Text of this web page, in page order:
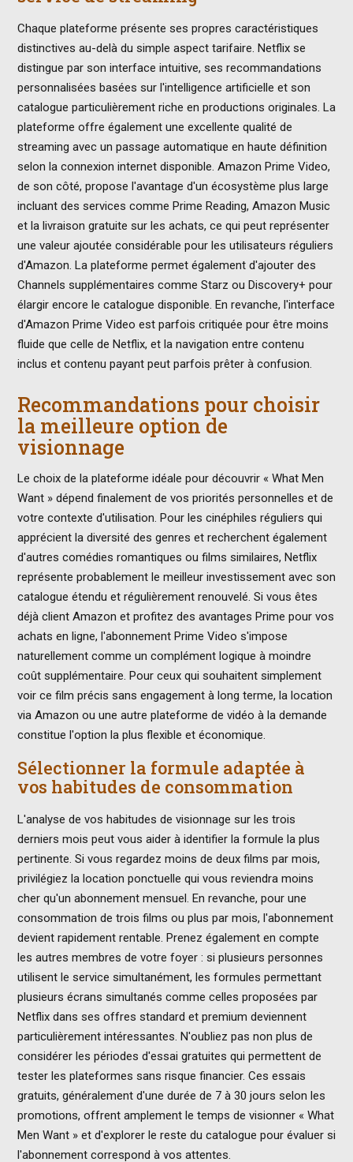
Chaque plateforme présente ses propres caractéristiques
distinctives au-delà du simple aspect tarifaire. Netflix se
distingue par son interface intuitive, ses recommandations
personnalisées basées sur l'intelligence artificielle et son
catalogue particulièrement riche en productions originales. La
plateforme offre également une excellente qualité de
streaming avec un passage automatique en haute définition
selon la connexion internet disponible. Amazon Prime Video,
de son côté, propose l'avantage d'un écosystème plus large
incluant des services comme Prime Reading, Amazon Music
et la livraison gratuite sur les achats, ce qui peut représenter
une valeur ajoutée considérable pour les utilisateurs réguliers
d'Amazon. La plateforme permet également d'ajouter des
Channels supplémentaires comme Starz ou Discovery+ pour
élargir encore le catalogue disponible. En revanche, l'interface
d'Amazon Prime Video est parfois critiquée pour être moins
fluide que celle de Netflix, et la navigation entre contenu
inclus et contenu payant peut parfois prêter à confusion.
Recommandations pour choisir
la meilleure option de
visionnage
Le choix de la plateforme idéale pour découvrir « What Men
Want » dépend finalement de vos priorités personnelles et de
votre contexte d'utilisation. Pour les cinéphiles réguliers qui
apprécient la diversité des genres et recherchent également
d'autres comédies romantiques ou films similaires, Netflix
représente probablement le meilleur investissement avec son
catalogue étendu et régulièrement renouvelé. Si vous êtes
déjà client Amazon et profitez des avantages Prime pour vos
achats en ligne, l'abonnement Prime Video s'impose
naturellement comme un complément logique à moindre
coût supplémentaire. Pour ceux qui souhaitent simplement
voir ce film précis sans engagement à long terme, la location
via Amazon ou une autre plateforme de vidéo à la demande
constitue l'option la plus flexible et économique.
Sélectionner la formule adaptée à
vos habitudes de consommation
L'analyse de vos habitudes de visionnage sur les trois
derniers mois peut vous aider à identifier la formule la plus
pertinente. Si vous regardez moins de deux films par mois,
privilégiez la location ponctuelle qui vous reviendra moins
cher qu'un abonnement mensuel. En revanche, pour une
consommation de trois films ou plus par mois, l'abonnement
devient rapidement rentable. Prenez également en compte
les autres membres de votre foyer : si plusieurs personnes
utilisent le service simultanément, les formules permettant
plusieurs écrans simultanés comme celles proposées par
Netflix dans ses offres standard et premium deviennent
particulièrement intéressantes. N'oubliez pas non plus de
considérer les périodes d'essai gratuites qui permettent de
tester les plateformes sans risque financier. Ces essais
gratuits, généralement d'une durée de 7 à 30 jours selon les
promotions, offrent amplement le temps de visionner « What
Men Want » et d'explorer le reste du catalogue pour évaluer si
l'abonnement correspond à vos attentes.